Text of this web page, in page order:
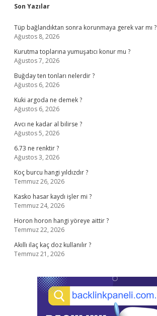
Sidebar
Son Yazılar
Tüp bağlandıktan sonra korunmaya gerek var mı ?
Ağustos 8, 2026
Kurutma toplarına yumuşatıcı konur mu ?
Ağustos 7, 2026
Buğday ten tonları nelerdir ?
Ağustos 6, 2026
Kuki argoda ne demek ?
Ağustos 6, 2026
Avcı ne kadar al bilirse ?
Ağustos 5, 2026
6.73 ne renktir ?
Ağustos 3, 2026
Koç burcu hangi yıldızdır ?
Temmuz 26, 2026
Kasko hasar kaydı işler mi ?
Temmuz 24, 2026
Horon horon hangi yöreye aittir ?
Temmuz 22, 2026
Akıllı ilaç kaç doz kullanılır ?
Temmuz 21, 2026